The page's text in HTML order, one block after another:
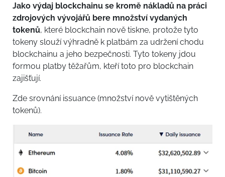
Jako výdaj blockchainu se kromě nákladů na práci
zdrojových vývojářů bere množství vydaných
tokenů, které blockchain nově tiskne, protože tyto
tokeny slouží výhradně k platbám za udržení chodu
blockchainu a jeho bezpečnosti. Tyto tokeny jdou
formou platby těžařům, kteří toto pro blockchain
zajišťují.
Zde srovnání issuance (množství nově vytištěných
tokenů).